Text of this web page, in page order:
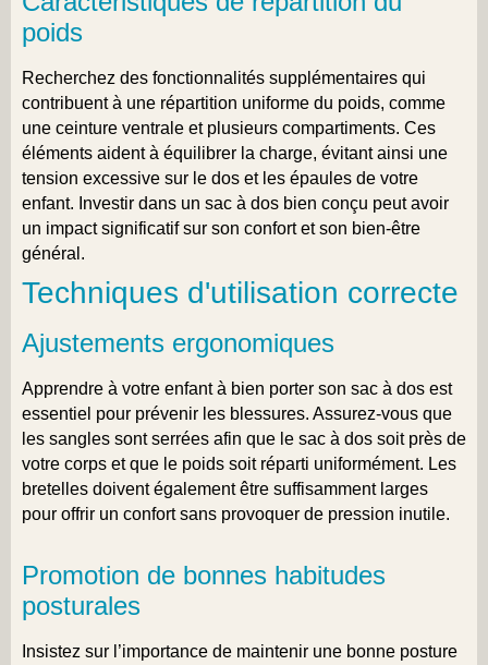
poids
Recherchez des fonctionnalités supplémentaires qui
contribuent à une répartition uniforme du poids, comme
une ceinture ventrale et plusieurs compartiments. Ces
éléments aident à équilibrer la charge, évitant ainsi une
tension excessive sur le dos et les épaules de votre
enfant. Investir dans un sac à dos bien conçu peut avoir
un impact significatif sur son confort et son bien-être
général.
Techniques d'utilisation correcte
Ajustements ergonomiques
Apprendre à votre enfant à bien porter son sac à dos est
essentiel pour prévenir les blessures. Assurez-vous que
les sangles sont serrées afin que le sac à dos soit près de
votre corps et que le poids soit réparti uniformément. Les
bretelles doivent également être suffisamment larges
pour offrir un confort sans provoquer de pression inutile.
Promotion de bonnes habitudes
posturales
Insistez sur l’importance de maintenir une bonne posture